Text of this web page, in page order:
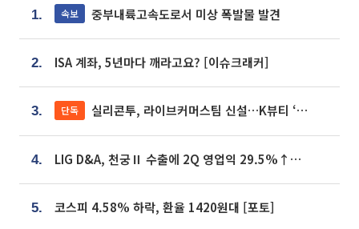
1. 속보 중부내륙고속도로서 미상 폭발물 발견
2. ISA 계좌, 5년마다 깨라고요? [이슈크래커]
3. 단독 실리콘투, 라이브커머스팀 신설…K뷰티 ‘글로벌 판매망’ 확대[K뷰티 라방戰]
4. LIG D&A, 천궁Ⅱ 수출에 2Q 영업익 29.5%↑…수주잔고 24.6조 [종합]
5. 코스피 4.58% 하락, 환율 1420원대 [포토]